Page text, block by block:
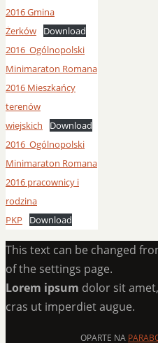
2016 Gmina
Żerków
Download
2016_Ogólnopolski
Minimaraton Romana
2016 Mieszkańcy
terenów
wiejskich
Download
2016_Ogólnopolski
Minimaraton Romana
2016 pracownicy i
rodzina
PKP
Download
This text can be changed
of the settings page.
Lorem ipsum dolor sit amet,
cras ut imperdiet augue.
OPARTE NA